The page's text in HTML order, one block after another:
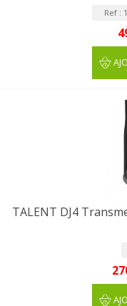
Ref :
TALENT DJ4